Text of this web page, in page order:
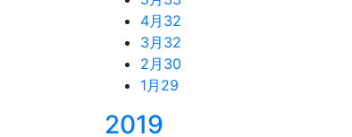
4月 32
3月 32
2月 30
1月 29
2019